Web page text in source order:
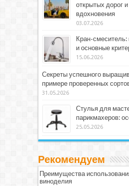
открытых дорог
вдохновения
03.07.2026
Кран-смеситель:
и основные
15.06.2026
Секреты успешного
примере проверенных
31.05.2026
Стулья для
парикмахеров:
25.05.2026
Рекомендуем
Преимущества
виноделия